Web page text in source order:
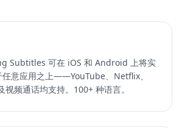
Subtitles 可在 iOS 和 Android 上将实
任意应用之上——YouTube、Netflix、
频通话均支持。100+ 种语言。